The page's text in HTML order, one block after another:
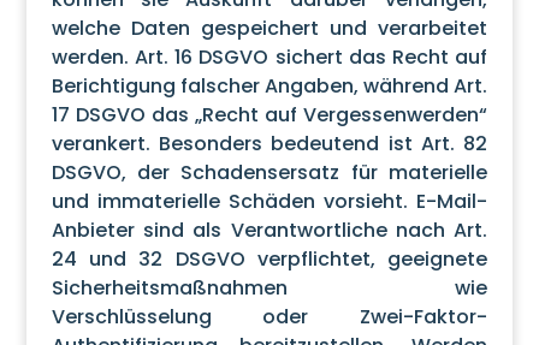
welche Daten gespeichert und verarbeitet
werden. Art. 16 DSGVO sichert das Recht auf
Berichtigung falscher Angaben, während Art.
17 DSGVO das „Recht auf Vergessenwerden“
verankert. Besonders bedeutend ist Art. 82
DSGVO, der Schadensersatz für materielle
und immaterielle Schäden vorsieht. E-Mail-
Anbieter sind als Verantwortliche nach Art.
24 und 32 DSGVO verpflichtet, geeignete
Sicherheitsmaßnahmen wie
Verschlüsselung oder Zwei-Faktor-